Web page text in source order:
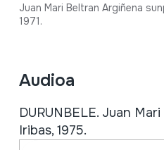
Juan Mari Beltran Argiñena
1971.
Audioa
DURUNBELE. Juan
Iribas, 1975.